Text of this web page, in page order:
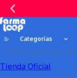
Categorías
Tienda Oficial